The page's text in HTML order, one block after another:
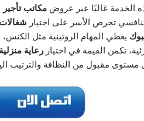
الخدمة غالبًا عبر عروض مكاتب تأجير
تحرص الأسر على اختيار شغالات
يغطي المهام الروتينية مثل
تكمن القيمة في اختيار رعاية
مقبول من النظافة والترتيب